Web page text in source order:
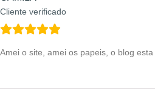
Cliente verificado
Amei o site, amei os papeis, o blog esta